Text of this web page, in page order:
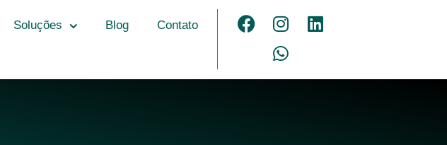
Soluções Blog Contato